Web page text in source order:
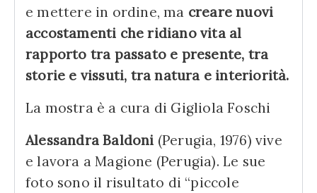
e mettere in ordine, ma creare nuovi
accostamenti che ridiano vita al
rapporto tra passato e presente, tra
storie e vissuti, tra natura e interiorità.
La mostra è a cura di Gigliola Foschi
Alessandra Baldoni (Perugia, 1976) vive
e lavora a Magione (Perugia). Le sue
foto sono il risultato di “piccole